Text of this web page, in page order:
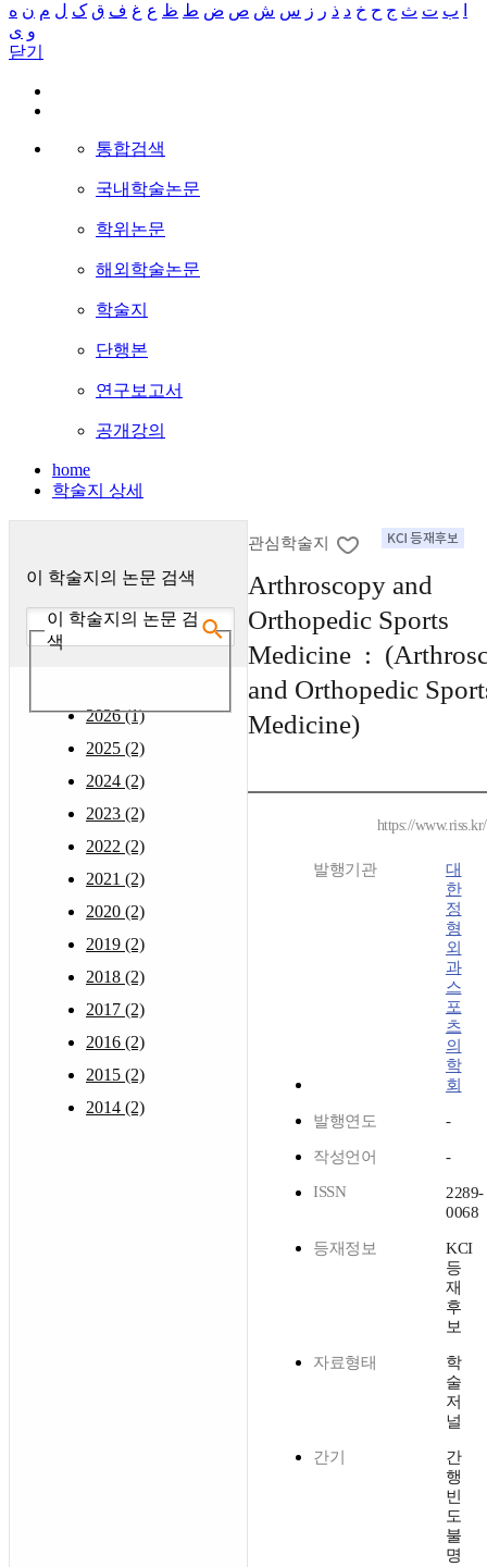
ب ت ث ج ح خ د ذ ر ز س ش ص ض ط ظ ع غ ف ق ک ل م ن ه
و ی
닫기
통합검색
국내학술논문
학위논문
해외학술논문
학술지
단행본
연구보고서
공개강의
home
학술지 상세
이 학술지의 논문 검색
이 학술지의 논문 검
색
2026 (1)
2025 (2)
2024 (2)
2023 (2)
2022 (2)
2021 (2)
2020 (2)
2019 (2)
2018 (2)
2017 (2)
2016 (2)
2015 (2)
2014 (2)
관심학술지
Arthroscopy and
Orthopedic Sports
Medicine :
and Orthopedic
Medicine)
https://
발행기관
대
한
정
형
외
과
스
포
츠
의
학
회
발행연도 -
작성언어
-
ISSN
2289-
0068
등재정보
KCI
등
재
후
보
자료형태
학
술
저
널
간기
간
행
빈
도
불
명